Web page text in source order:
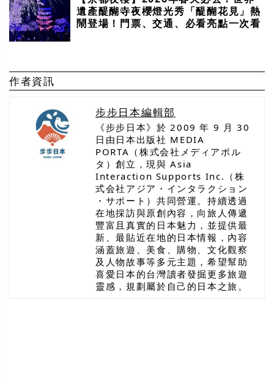
遺產醍醐寺夜櫻燈光秀「醍醐花見」熱
鬧登場！門票、交通、必看亮點一次看
作者資訊
步步日本編輯部
《步步日本》於 2009 年 9 月 30
日由日本出版社 MEDIA
PORTA（株式会社メディアポル
タ）創立，現與 Asia
Interaction Supports Inc.（株
式会社アジア・インタラクション
・サポート）共同營運。持續透過
在地採訪與原創內容，向旅人傳遞
豐富且真實的日本魅力，並提供最
新、最貼近在地的日本情報，內容
涵蓋旅遊、美食、購物、文化觀察
及人物故事等多元主題，希望幫助
喜愛日本的台灣讀者發掘更多旅遊
靈感，規劃屬於自己的日本之旅。